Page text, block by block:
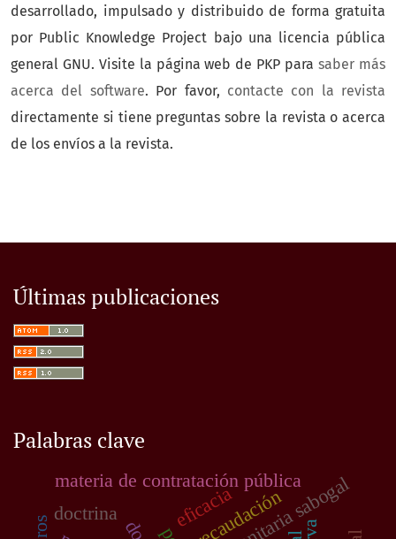
desarrollado, impulsado y distribuido de forma gratuita
por Public Knowledge Project bajo una licencia pública
general GNU. Visite la página web de PKP parasaber más
acerca del software. Por favor, contacte con la revista
directamente si tiene preguntas sobre la revista o acerca
de los envíos a la revista.
Últimas publicaciones
Palabras clave
doctrina
materia de contratación pública
recaudación
eficacia